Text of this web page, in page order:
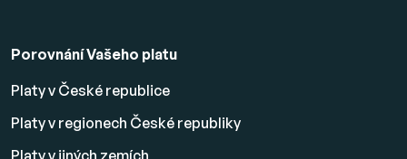
Porovnání Vašeho platu
Platy v České republice
Platy v regionech České republiky